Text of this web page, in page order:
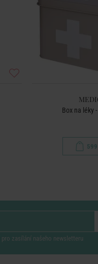
Box na léky
pro zasílání našeho newsletteru